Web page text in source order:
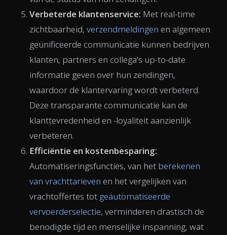
Verbeterde klantenservice: Met real-time
zichtbaarheid, verzendmeldingen en algemeen
geünificeerde communicatie kunnen bedrijven
klanten, partners en collega's up-to-date
informatie geven over hun zendingen,
waardoor de klantervaring wordt verbeterd.
Deze transparante communicatie kan de
klanttevredenheid en -loyaliteit aanzienlijk
verbeteren.
Efficiëntie en kostenbesparing:
Automatiseringsfuncties, van het berekenen
van vrachttarieven en het vergelijken van
vrachtoffertes tot geautomatiseerde
vervoerderselectie, verminderen drastisch de
benodigde tijd en menselijke inspanning, wat